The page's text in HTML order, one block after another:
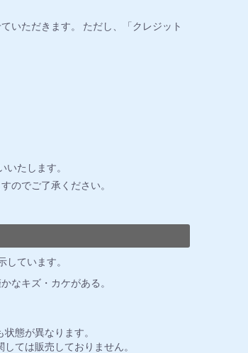
いただきます。 ただし、「クレジット
たします。
のでご了承ください。
ています。
なキズ・カケがある。
態が異なります。
ては販売しておりません。